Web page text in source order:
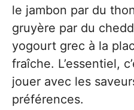
le jambon par du
gruyère par du
yogourt grec à la
fraîche. L’essentiel,
jouer avec les
préférences.